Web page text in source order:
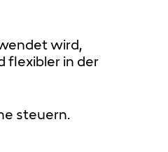
wird,
flexibler in der
steuern.